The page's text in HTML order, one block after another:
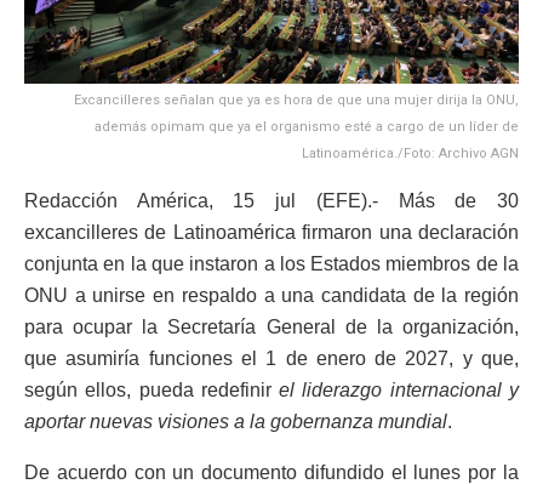
Excancilleres señalan que ya es hora de que una mujer dirija la ONU,
además opimam que ya el organismo esté a cargo de un líder de
Latinoamérica./Foto: Archivo AGN
Redacción América, 15 jul (EFE).- Más de 30
excancilleres de Latinoamérica firmaron una declaración
conjunta en la que instaron a los Estados miembros de la
ONU a unirse en respaldo a una candidata de la región
para ocupar la Secretaría General de la organización,
que asumiría funciones el 1 de enero de 2027, y que,
según ellos, pueda redefinirel liderazgo internacional y
aportar nuevas visiones a la gobernanza mundial.
De acuerdo con un documento difundido el lunes por la